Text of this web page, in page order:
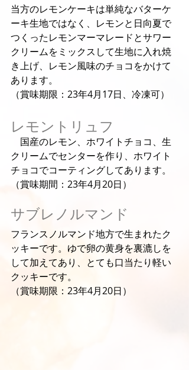
当方のレモンケーキは単純なバターケ
ーキ生地ではなく、レモンと日向夏で
つくったレモンマーマレードとサワー
クリームをミックスして生地に入れ焼
き上げ、レモン風味のチョコをかけて
あります。
（賞味期限：23年4月17日、冷凍可）
レモントリュフ
国産のレモン、ホワイトチョコ、生
クリームでセンターを作り、ホワイト
チョコでコーティングしてあります。
（賞味期間：23年4月20日）
サブレノルマンド
フランスノルマンド地方で生まれたク
ッキーです。ゆで卵の黄身を裏漉しを
して加えてあり、とても口当たり軽い
クッキーです。
（賞味期限：23年4月20日）